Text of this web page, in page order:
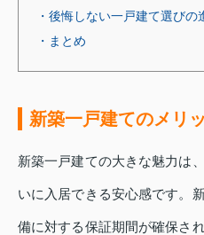
・後悔しない一戸建て選びの
・まとめ
新築一戸建てのメリ
新築一戸建ての大きな魅力は
いに入居できる安心感です。
備に対する保証期間が確保さ